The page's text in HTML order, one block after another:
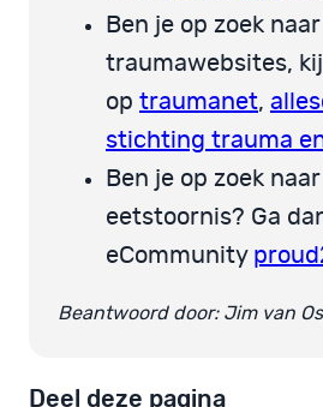
Ben je op zoek naar
traumawebsites,
op traumanet,
stichting trauma
Ben je op zoek
eetstoornis? Ga
eCommunity
Beantwoord door: Jim van
Deel deze pagina